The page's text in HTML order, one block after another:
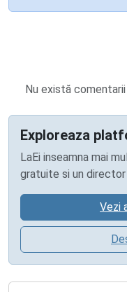
Nu există
Exploreaza
LaEi inseamna mai
gratuite si un director
Vezi